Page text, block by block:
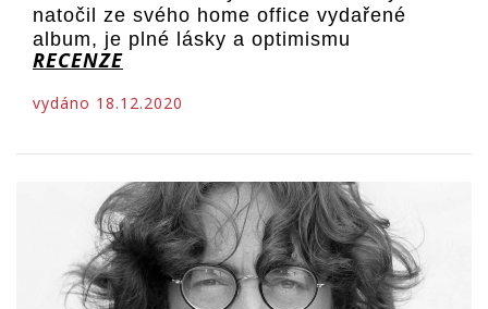
natočil ze svého home office vydařené
album, je plné lásky a optimismu
RECENZE
vydáno 18.12.2020